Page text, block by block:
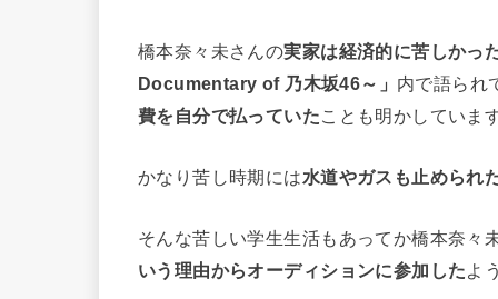
橋本奈々未さんの実家は経済的に苦しかっ
Documentary of 乃木坂46～」 内で語られ
費を自分で払っていたことも明かしていま
かなり苦し時期には水道やガスも止められ
そんな苦しい学生生活もあってか橋本奈々
いう理由からオーディションに参加したよ